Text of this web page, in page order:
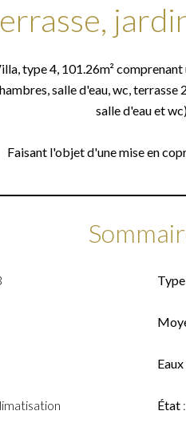
type 4, 101.26m²
salle d'eau, wc,
salle d'eau et
Faisant l'objet d'une mise en
Eaux
État